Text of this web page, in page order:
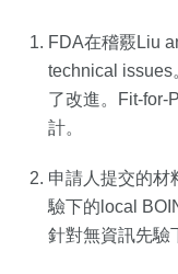
FDA在稽覈Liu
technical issues
了改進。Fit-for-
計。
申請人提交的材
驗下的local
針對無資訊先驗